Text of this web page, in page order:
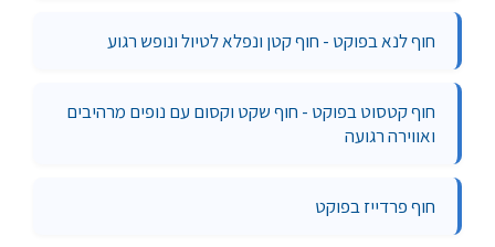
חוף לנא בפוקט - חוף קטן ונפלא לטיול ונופש רגוע
חוף קטסוט בפוקט - חוף שקט וקסום עם נופים מרהיבים
ואווירה רגועה
חוף פרדייז בפוקט